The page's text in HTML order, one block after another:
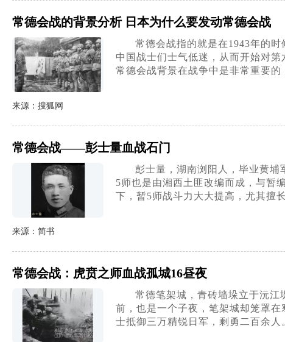
常德会战的背景分析 日本为什么要发动常德会战
常德会战指的就是在1943年的
中国战士们士气低迷，从而开始对
常德会战背景在战争中是非常重要的
来源：搜狐网
常德会战——彭士量血战石门
彭士量，湖南浏阳人，毕业黄埔
5师也是由湘西土匪改编而成，与暂
下，暂5师战斗力大大提高，尤其擅
来源：简书
常德会战：虎贲之师血战孤城16昼夜
常德笔架城，青砖墙垛立于沅
前，也是一个子夜，笔架城却笼罩
士抵御三万精锐日军，剩勇二百余人